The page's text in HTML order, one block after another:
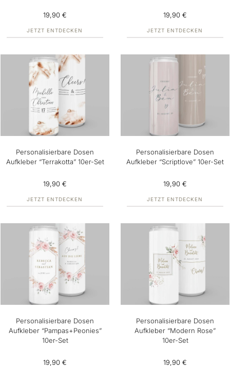
19,90 €
JETZT ENTDECKEN
19,90 €
JETZT ENTDECKEN
Personalisierbare Dosen
Aufkleber “Terrakotta” 10er-Set
19,90 €
JETZT ENTDECKEN
Personalisierbare Dosen
Aufkleber “Scriptlove” 10er-Set
19,90 €
JETZT ENTDECKEN
Personalisierbare Dosen
Aufkleber “Pampas+Peonies”
10er-Set
19,90 €
Personalisierbare Dosen
Aufkleber “Modern Rose”
10er-Set
19,90 €